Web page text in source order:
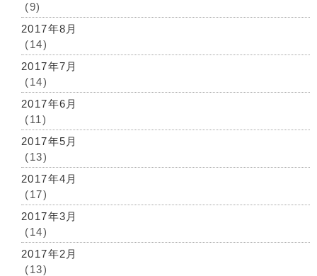
(9)
2017年8月
(14)
2017年7月
(14)
2017年6月
(11)
2017年5月
(13)
2017年4月
(17)
2017年3月
(14)
2017年2月
(13)